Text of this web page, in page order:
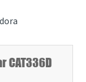
CAT336D